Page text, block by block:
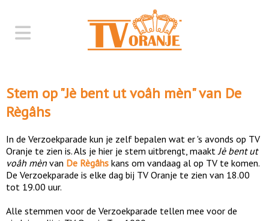
Stem op "Jè bent ut voâh mèn" van De
Règâhs
In de Verzoekparade kun je zelf bepalen wat er 's avonds op TV
Oranje te zien is. Als je hier je stem uitbrengt, maakt Jè bent ut
voâh mèn van De Règâhs kans om vandaag al op TV te komen.
De Verzoekparade is elke dag bij TV Oranje te zien van 18.00
tot 19.00 uur.
Alle stemmen voor de Verzoekparade tellen mee voor de